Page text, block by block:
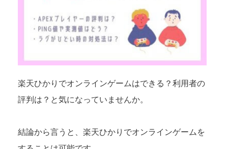
楽天ひかりでオンラインゲームはできる？利用者の
評判は？と気になっていませんか。
結論から言うと、楽天ひかりでオンラインゲームを